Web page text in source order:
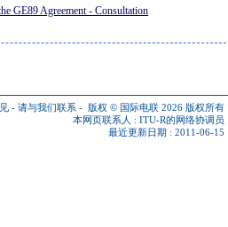
GE89 Agreement - Consultation
- 请与我们联系 - 版权 © 国际电联 2026 版权所有
本网页联系人 : ITU-R的网络协调员
最近更新日期 : 2011-06-15